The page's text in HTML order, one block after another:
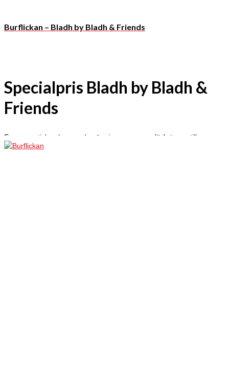
Burflickan – Bladh by Bladh & Friends
Specialpris Bladh by Bladh &
Friends
En ny mystisk och maxad spänningsroman av författaren till
Fjärilspojken!